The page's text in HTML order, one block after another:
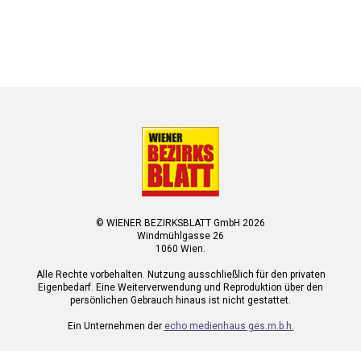
© WIENER BEZIRKSBLATT GmbH 2026
Windmühlgasse 26
1060 Wien.
Alle Rechte vorbehalten. Nutzung ausschließlich für den privaten
Eigenbedarf. Eine Weiterverwendung und Reproduktion über den
persönlichen Gebrauch hinaus ist nicht gestattet.
Ein Unternehmen der echo medienhaus ges.m.b.h.